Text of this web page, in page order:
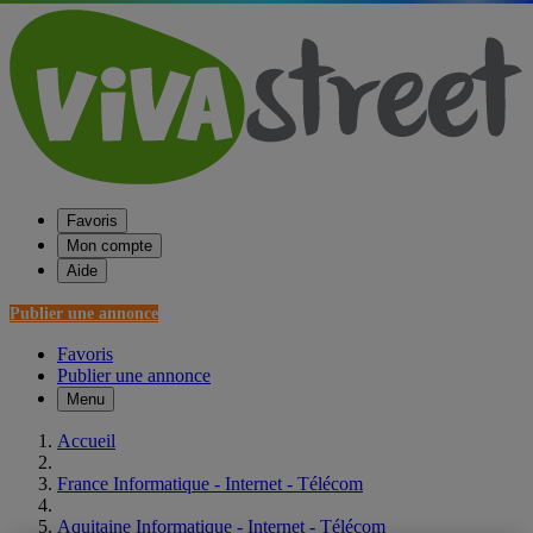
Favoris
Mon compte
Aide
Publier une annonce
Favoris
Publier une annonce
Menu
Accueil
France Informatique - Internet - Télécom
Aquitaine Informatique - Internet - Télécom